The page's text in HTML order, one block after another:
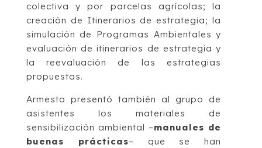
colectiva y por parcelas agrícolas; la
creación de Itinerarios de estrategia; la
simulación de Programas Ambientales y
evaluación de itinerarios de estrategia y
la reevaluación de las estrategias
propuestas.
Armesto presentó también al grupo de
asistentes los materiales de
sensibilización ambiental –manuales de
buenas prácticas– que se han